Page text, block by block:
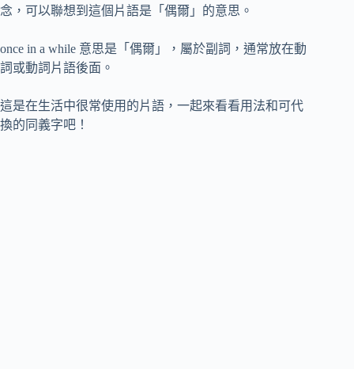
念，可以聯想到這個片語是「偶爾」的意思。
once in a while 意思是「偶爾」，屬於副詞，通常放在動
詞或動詞片語後面。
這是在生活中很常使用的片語，一起來看看用法和可代
換的同義字吧！